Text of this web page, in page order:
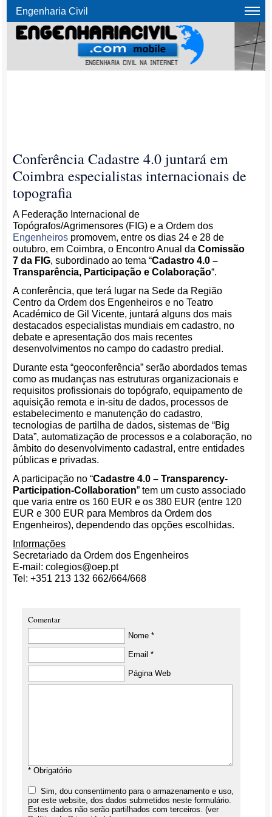
Engenharia Civil
Conferência Cadastre 4.0 juntará em
Coimbra especialistas internacionais de
topografia
A Federação Internacional de
Topógrafos/Agrimensores (FIG) e a Ordem dos
Engenheiros promovem, entre os dias 24 e 28 de
outubro, em Coimbra, o Encontro Anual daComissão
7 da FIG, subordinado ao tema “Cadastro 4.0 –
Transparência, Participação e Colaboração“.
A conferência, que terá lugar na Sede da Região
Centro da Ordem dos Engenheiros e no Teatro
Académico de Gil Vicente, juntará alguns dos mais
destacados especialistas mundiais em cadastro, no
debate e apresentação dos mais recentes
desenvolvimentos no campo do cadastro predial.
Durante esta “geoconferência” serão abordados temas
como as mudanças nas estruturas organizacionais e
requisitos profissionais do topógrafo, equipamento de
aquisição remota e in-situ de dados, processos de
estabelecimento e manutenção do cadastro,
tecnologias de partilha de dados, sistemas de “Big
Data”, automatização de processos e a colaboração, no
âmbito do desenvolvimento cadastral, entre entidades
públicas e privadas.
A participação no “Cadastre 4.0 – Transparency-
Participation-Collaboration” tem um custo associado
que varia entre os 160 EUR e os 380 EUR (entre 120
EUR e 300 EUR para Membros da Ordem dos
Engenheiros), dependendo das opções escolhidas.
Informações
Secretariado da Ordem dos Engenheiros
E-mail: colegios@oep.pt
Tel: +351 213 132 662/664/668
Comentar
Nome *
Email *
Página Web
* Obrigatório
Sim, dou consentimento para o armazenamento e uso,
por este website, dos dados submetidos neste formulário.
Estes dados não serão partilhados com terceiros. (ver